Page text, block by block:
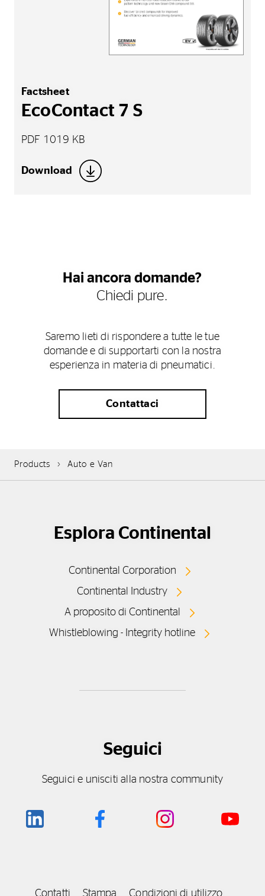
Factsheet
EcoContact 7 S
PDF 1019 KB
Download
Hai ancora domande?
Chiedi pure.
Saremo lieti di rispondere a tutte le tue
domande e di supportarti con la nostra
esperienza in materia di pneumatici.
Contattaci
Products Auto e Van
Esplora Continental
Continental Corporation
Continental Industry
A proposito di Continental
Whistleblowing - Integrity hotline
Seguici
Seguici e unisciti alla nostra community
Contatti Stampa Condizioni di utilizzo